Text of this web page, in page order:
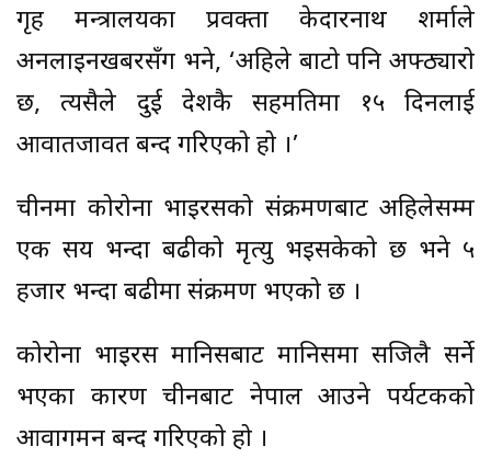
गृह मन्त्रालयका प्रवक्ता केदारनाथ शर्माले
अनलाइनखबरसँग भने, ‘अहिले बाटो पनि अफ्ठ्यारो
छ, त्यसैले दुई देशकै सहमतिमा १५ दिनलाई
आवातजावत बन्द गरिएको हो ।’
चीनमा कोरोना भाइरसको संक्रमणबाट अहिलेसम्म
एक सय भन्दा बढीको मृत्यु भइसकेको छ भने ५
हजार भन्दा बढीमा स‌ंक्रमण भएको छ ।
कोरोना भाइरस मानिसबाट मानिसमा सजिलै सर्ने
भएका कारण चीनबाट नेपाल आउने पर्यटकको
आवागमन बन्द गरिएको हो ।